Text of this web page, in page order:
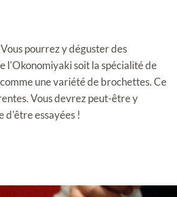
pourrez y déguster des
l'Okonomiyaki soit la spécialité de
une variété de brochettes. Ce
Vous devrez peut-être y
d'être essayées !